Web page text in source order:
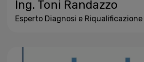
Ing. Toni Randazzo
Esperto Diagnosi e